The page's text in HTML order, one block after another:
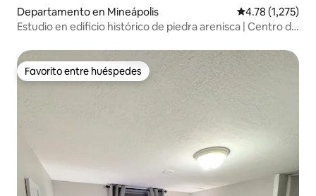
Departamento en Mineápolis Calificación
4.78 (1,275)
Estudio en edificio histórico de piedra arenisca | Centro de
Favorito entre huéspedes
Favorito entre huéspedes